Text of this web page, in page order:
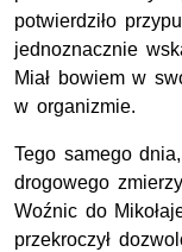
potwierdziło
jednoznacznie
Miał bowiem w
w organizmie.
Tego samego
drogowego
Woźnic do
przekroczył